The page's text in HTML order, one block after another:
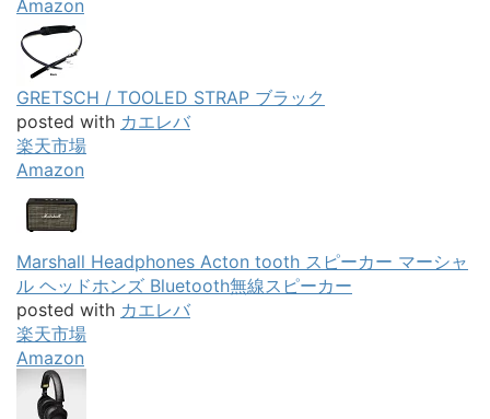
Amazon
GRETSCH / TOOLED STRAP ブラック
posted with カエレバ
楽天市場
Amazon
Marshall Headphones Acton tooth スピーカー マーシャ
ル ヘッドホンズ Bluetooth無線スピーカー
posted with カエレバ
楽天市場
Amazon